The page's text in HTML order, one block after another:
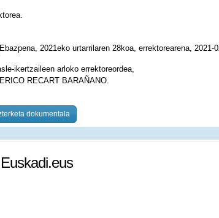
2021eko urtarrilaren 28koa, errektorearena, 2021-
ikertzaileen arloko errektoreordea,
RECART BARAÑANO.
dokumentala